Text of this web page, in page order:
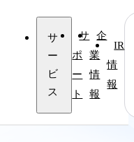
サ
ー
ビ
ス
サ
ポ
ー
ト
企
業
情
報
IR
情
報